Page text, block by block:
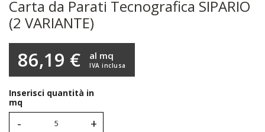
Carta da Parati Tecnografica SIPARIO
(2 VARIANTE)
86,19 € IVA inclusa
al mq
Inserisci quantità in
mq
- +